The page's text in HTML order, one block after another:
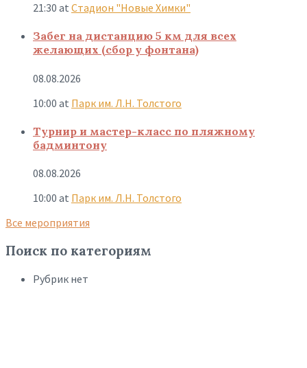
21:30 at Стадион "Новые Химки"
Забег на дистанцию 5 км для всех
желающих (сбор у фонтана)
08.08.2026
10:00 at Парк им. Л.Н. Толстого
Турнир и мастер-класс по пляжному
бадминтону
08.08.2026
10:00 at Парк им. Л.Н. Толстого
Все мероприятия
Поиск по категориям
Рубрик нет